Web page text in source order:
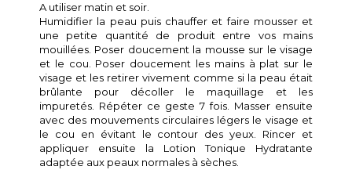
A utiliser matin et soir.
Humidifier la peau puis chauffer et faire mousser et
une petite quantité de produit entre vos mains
mouillées. Poser doucement la mousse sur le visage
et le cou. Poser doucement les mains à plat sur le
visage et les retirer vivement comme si la peau était
brûlante pour décoller le maquillage et les
impuretés. Répéter ce geste 7 fois. Masser ensuite
avec des mouvements circulaires légers le visage et
le cou en évitant le contour des yeux. Rincer et
appliquer ensuite la Lotion Tonique Hydratante
adaptée aux peaux normales à sèches.